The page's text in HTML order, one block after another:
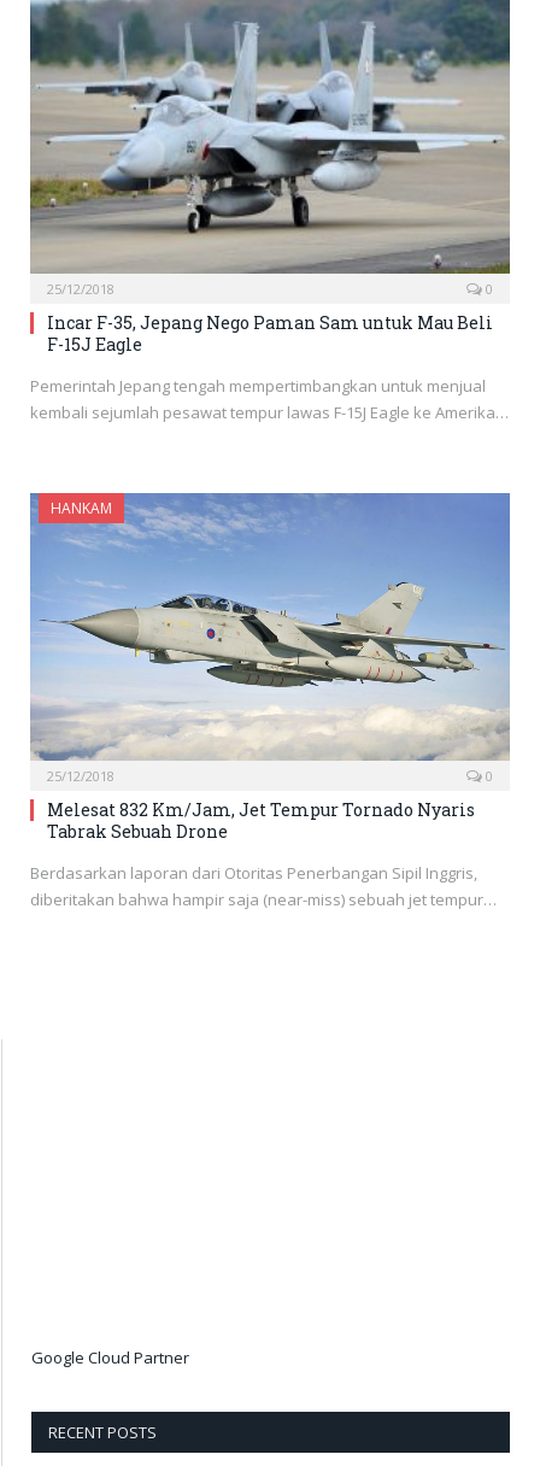
25/12/2018 0
Incar F-35, Jepang Nego Paman Sam untuk Mau Beli
F-15J Eagle
Pemerintah Jepang tengah mempertimbangkan untuk menjual
kembali sejumlah pesawat tempur lawas F-15J Eagle ke Amerika…
HANKAM
25/12/2018 0
Melesat 832 Km/Jam, Jet Tempur Tornado Nyaris
Tabrak Sebuah Drone
Berdasarkan laporan dari Otoritas Penerbangan Sipil Inggris,
diberitakan bahwa hampir saja (near-miss) sebuah jet tempur…
Google Cloud Partner
RECENT POSTS